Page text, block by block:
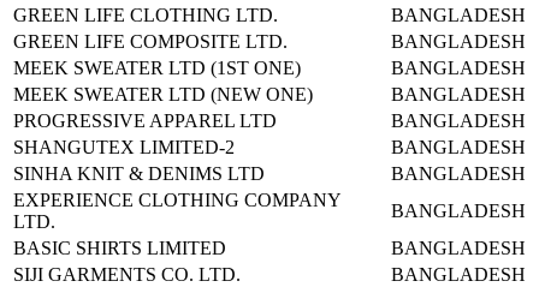
GREEN LIFE CLOTHING LTD.
BANGLADESH
GREEN LIFE COMPOSITE LTD.
BANGLADESH
MEEK SWEATER LTD (1ST ONE)
BANGLADESH
MEEK SWEATER LTD (NEW ONE)
BANGLADESH
PROGRESSIVE APPAREL LTD
BANGLADESH
SHANGUTEX LIMITED-2
BANGLADESH
SINHA KNIT & DENIMS LTD
BANGLADESH
EXPERIENCE CLOTHING COMPANY
LTD.
BANGLADESH
BASIC SHIRTS LIMITED
BANGLADESH
SIJI GARMENTS CO. LTD.
BANGLADESH